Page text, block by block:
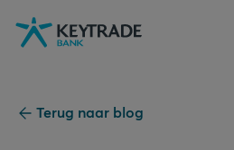
Naar
navigatie
Naar
aanmelden
Naar
inhoud
Terug naar blog